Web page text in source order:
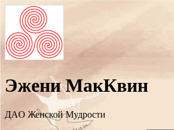
Эжени МакКвин
ДAO Женской Мудрости